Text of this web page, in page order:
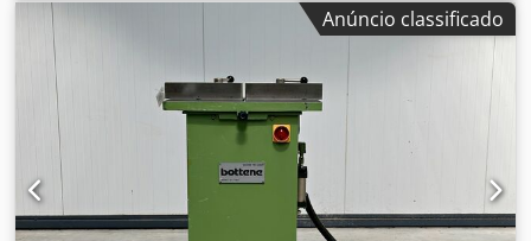
Anúncio classificado